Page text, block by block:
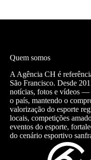
Quem somos
A Agência CH é
São Francisco. Desde
notícias, fotos e vídeos —
o país, mantendo o
valorização do esporte
locais, competições
eventos do esporte,
do cenário esportivo